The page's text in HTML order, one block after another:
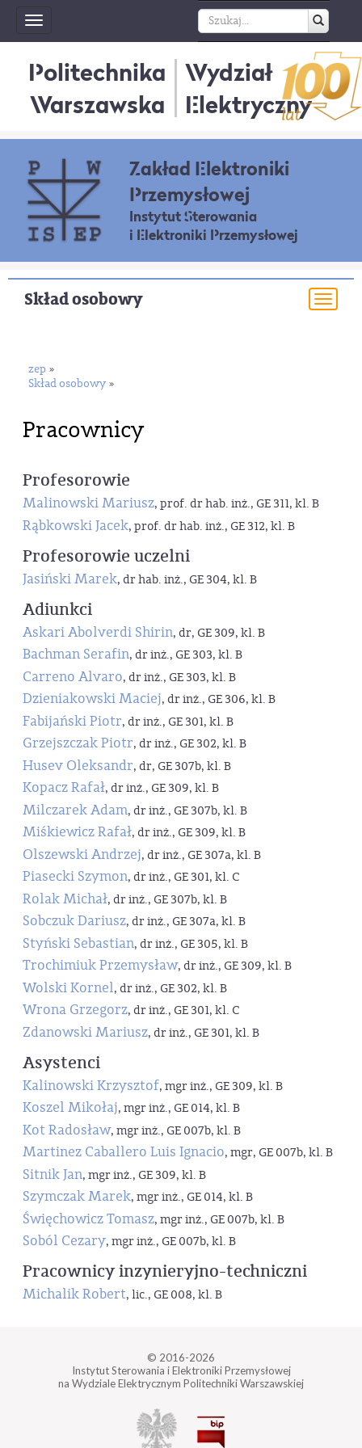
Toggle
navigation
Politechnika
Warszawska
Wydział
Elektryczny
Zakład Elektroniki
Przemysłowej
Instytut Sterowania
i Elektroniki Przemysłowej
Skład osobowy
zep »
Skład osobowy »
Pracownicy
Profesorowie
Malinowski Mariusz, prof. dr hab. inż., GE 311, kl. B
Rąbkowski Jacek, prof. dr hab. inż., GE 312, kl. B
Profesorowie uczelni
Jasiński Marek, dr hab. inż., GE 304, kl. B
Adiunkci
Askari Abolverdi Shirin, dr, GE 309, kl. B
Bachman Serafin, dr inż., GE 303, kl. B
Carreno Alvaro, dr inż., GE 303, kl. B
Dzieniakowski Maciej, dr inż., GE 306, kl. B
Fabijański Piotr, dr inż., GE 301, kl. B
Grzejszczak Piotr, dr inż., GE 302, kl. B
Husev Oleksandr, dr, GE 307b, kl. B
Kopacz Rafał, dr inż., GE 309, kl. B
Milczarek Adam, dr inż., GE 307b, kl. B
Miśkiewicz Rafał, dr inż., GE 309, kl. B
Olszewski Andrzej, dr inż., GE 307a, kl. B
Piasecki Szymon, dr inż., GE 301, kl. C
Rolak Michał, dr inż., GE 307b, kl. B
Sobczuk Dariusz, dr inż., GE 307a, kl. B
Styński Sebastian, dr inż., GE 305, kl. B
Trochimiuk Przemysław, dr inż., GE 309, kl. B
Wolski Kornel, dr inż., GE 302, kl. B
Wrona Grzegorz, dr inż., GE 301, kl. C
Zdanowski Mariusz, dr inż., GE 301, kl. B
Asystenci
Kalinowski Krzysztof, mgr inż., GE 309, kl. B
Koszel Mikołaj, mgr inż., GE 014, kl. B
Kot Radosław, mgr inż., GE 007b, kl. B
Martinez Caballero Luis Ignacio, mgr, GE 007b, kl. B
Sitnik Jan, mgr inż., GE 309, kl. B
Szymczak Marek, mgr inż., GE 014, kl. B
Święchowicz Tomasz, mgr inż., GE 007b, kl. B
Soból Cezary, mgr inż., GE 007b, kl. B
Pracownicy inzynieryjno-techniczni
Michalik Robert, lic., GE 008, kl. B
© 2016-2026
Instytut Sterowania i Elektroniki Przemysłowej
na Wydziale Elektrycznym Politechniki Warszawskiej